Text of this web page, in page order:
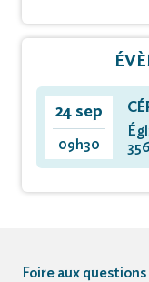
24 sep
09h30
Foire aux questions